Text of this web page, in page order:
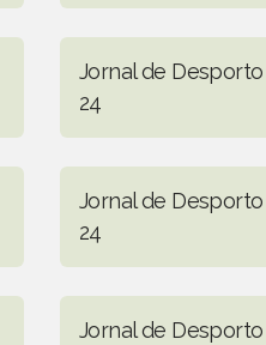
Jornal de Desporto
24
Jornal de Desporto
24
Jornal de Desporto